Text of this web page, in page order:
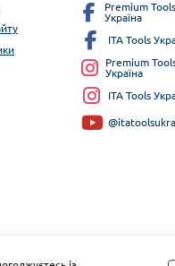
Premium Tools
Україна
ITA Tools
Premium
Україна
ITA Tools